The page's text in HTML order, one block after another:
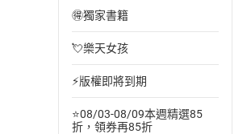
🉐獨家書籍
💘樂天女孩
⚡版權即將到期
⭐08/03-08/09本週精選85
折，領券再85折